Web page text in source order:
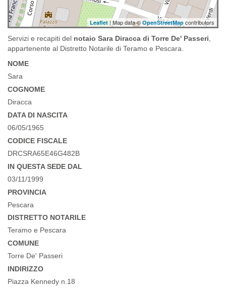
Leaflet | Map data © OpenStreetMap contributors
Servizi e recapiti del notaio Sara Diracca di Torre De' Passeri
appartenente al Distretto Notarile di Teramo e Pescara.
NOME
Sara
COGNOME
Diracca
DATA DI NASCITA
06/05/1965
CODICE FISCALE
DRCSRA65E46G482B
IN QUESTA SEDE DAL
03/11/1999
PROVINCIA
Pescara
DISTRETTO NOTARILE
Teramo e Pescara
COMUNE
Torre De' Passeri
INDIRIZZO
Piazza Kennedy n.18